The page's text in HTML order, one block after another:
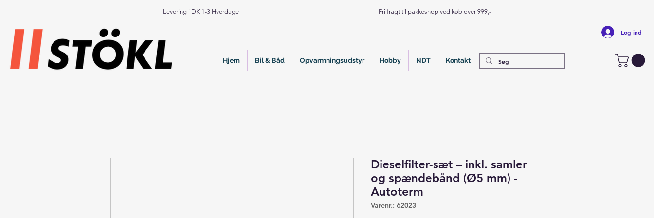
Hjem Bil & Båd Opvarmningsudstyr Hobby NDT Kontakt
Log ind
Levering i DK 1-3 Hverdage Fri fragt til pakkeshop ved køb over 999,-
Dieselfilter-sæt – inkl. samler
og spændebånd (Ø5 mm) -
Autoterm
Varenr.: 62023